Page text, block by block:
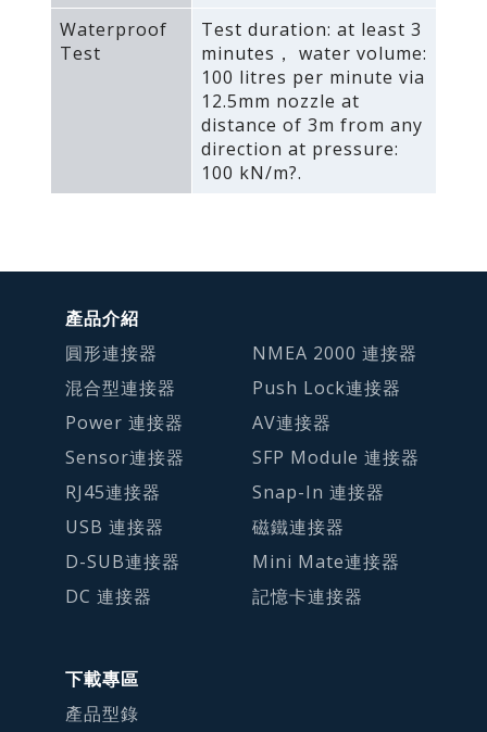
Waterproof
Test
Test duration: at least 3
minutes， water volume:
100 litres per minute via
12.5mm nozzle at
distance of 3m from any
direction at pressure:
100 kN/m?.
產品介紹
圓形連接器
混合型連接器
Power 連接器
Sensor連接器
RJ45連接器
USB 連接器
D-SUB連接器
DC 連接器
NMEA 2000 連接器
Push Lock連接器
AV連接器
SFP Module 連接器
Snap-In 連接器
磁鐵連接器
Mini Mate連接器
記憶卡連接器
下載專區
產品型錄